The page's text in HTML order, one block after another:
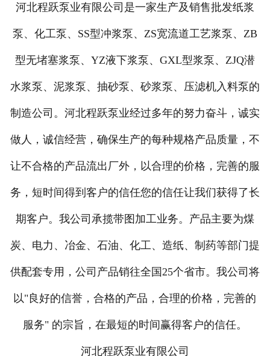
河北程跃泵业有限公司是一家生产及销售批发纸浆
泵、化工泵、SS型冲浆泵、ZS宽流道工艺浆泵、ZB
型无堵塞浆泵、YZ液下浆泵、GXL型浆泵、ZJQ潜
水浆泵、泥浆泵、抽砂泵、砂浆泵、压滤机入料泵的
制造公司。河北程跃泵业经过多年的努力奋斗，诚实
做人，诚信经营，确保生产的每种规格产品质量，不
让不合格的产品流出厂外，以合理的价格，完善的服
务，短时间得到客户的信任您的信任让我们获得了长
期客户。我公司承揽带图加工业务。产品主要为煤
炭、电力、冶金、石油、化工、造纸、制药等部门提
供配套专用，公司产品销往全国25个省市。我公司将
以"良好的信誉，合格的产品，合理的价格，完善的
服务" 的宗旨，在最短的时间赢得客户的信任。
河北程跃泵业有限公司